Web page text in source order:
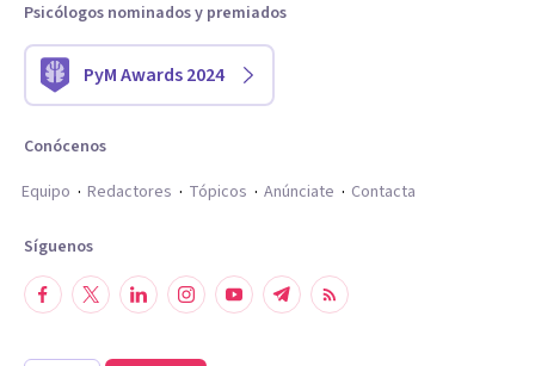
Psicólogos nominados y premiados
PyM Awards 2024
Conócenos
Equipo
Redactores Tópicos Anúnciate Contacta
Síguenos